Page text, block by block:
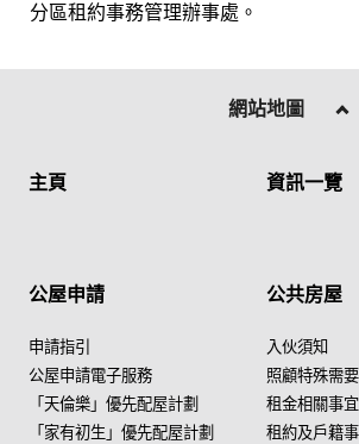
分區租約事務管理辦事處。
網站地圖
主頁 資訊一覽
公屋申請
申請指引
公屋申請電子服務
「天倫樂」優先配屋計劃
「家有初生」優先配屋計劃
公共房屋
入伙須知
照顧特殊需要
租金相關事宜
租約及戶籍